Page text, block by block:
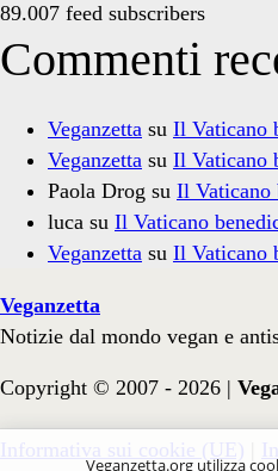
89.007 feed subscribers
Commenti
Veganzetta su Il Vaticano
Veganzetta su Il Vaticano
Paola Drog su Il Vaticano
luca su Il Vaticano
Veganzetta su Il Vaticano
Veganzetta
Notizie dal mondo vegan e
Copyright © 2007 - 2026 |
Informativa sui cookie (UE)
Veganzetta.org utilizza